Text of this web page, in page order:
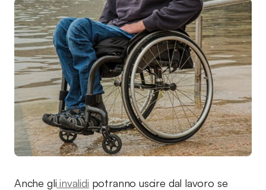
Anche gli invalidi potranno uscire dal lavoro se